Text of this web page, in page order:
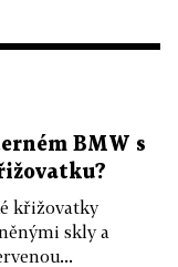
BMW s
křižovatky
skly a